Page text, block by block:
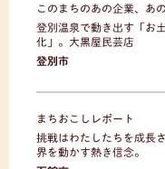
このまちのあの企業、あ
登別温泉で動き出す「お
化」。大黒屋民芸店
登別市
まちおこしレポート
挑戦はわたしたちを成長
界を動かす熱き信念。